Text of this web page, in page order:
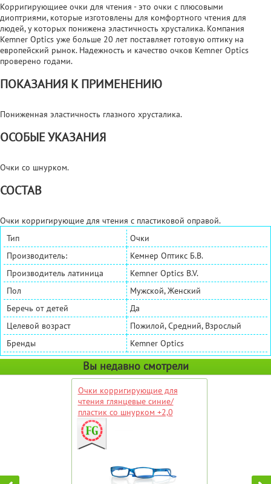
Корригирующиее очки для чтения - это очки с плюсовыми
диоптриями, которые изготовлены для комфортного чтения для
людей, у которых понижена эластичность хрусталика. Компания
Kemner Optics уже больше 20 лет поставляет готовую оптику на
европейский рынок. Надежность и качество очков Kemner Optics
проверено годами.
ПОКАЗАНИЯ К ПРИМЕНЕНИЮ
Пониженная эластичность глазного хрусталика.
ОСОБЫЕ УКАЗАНИЯ
Очки со шнурком.
СОСТАВ
Очки корригирующие для чтения с пластиковой оправой.
Тип
Очки
Производитель:
Кемнер Оптикс Б.В.
Производитель латиница
Kemner Optics B.V.
Пол
Мужской, Женский
Беречь от детей
Да
Целевой возраст
Пожилой, Средний, Взрослый
Бренды
Kemner Optics
Вы недавно смотрели
Очки корригирующие для
чтения глянцевые синие/
пластик со шнурком +2,0